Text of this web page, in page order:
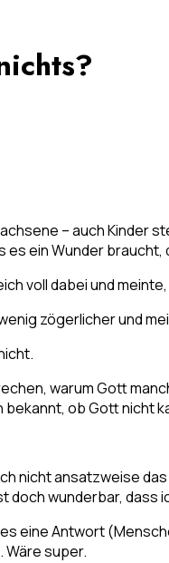
– auch Kinder
ein Wunder braucht,
voll dabei und
zögerlicher und
warum Gott
ob Gott nicht
nicht ansatzweise
doch wunderbar,
eine Antwort
Wäre super.